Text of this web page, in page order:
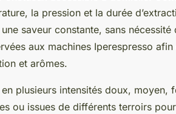
la pression et la durée
saveur constante, sans
aux machines Iperespresso afin
et arômes.
plusieurs intensités doux, moyen,
ou issues de différents terroirs